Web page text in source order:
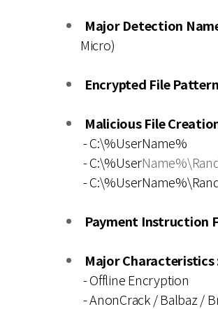
Major Detection
Micro)
Encrypted File
Malicious File
- C:\%UserName%
- C:\%User
-
Payment Instruction
Major Characteristics
- Offline Encryption
- AnonCrack / Balbaz /